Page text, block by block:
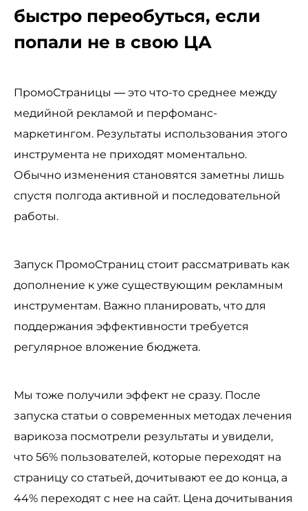
быстро переобуться, если
попали не в свою ЦА
ПромоСтраницы — это что-то среднее между
медийной рекламой и перфоманс-
маркетингом. Результаты использования этого
инструмента не приходят моментально.
Обычно изменения становятся заметны лишь
спустя полгода активной и последовательной
работы.
Запуск ПромоСтраниц стоит рассматривать как
дополнение к уже существующим рекламным
инструментам. Важно планировать, что для
поддержания эффективности требуется
регулярное вложение бюджета.
Мы тоже получили эффект не сразу. После
запуска статьи о современных методах лечения
варикоза посмотрели результаты и увидели,
что 56% пользователей, которые переходят на
страницу со статьей, дочитывают ее до конца, а
44% переходят с нее на сайт. Цена дочитывания